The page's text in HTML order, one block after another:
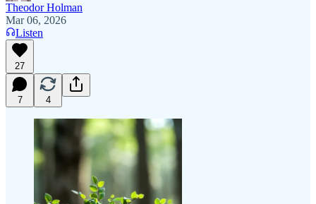
Theodor Holman
Mar 06, 2026
Listen
27
7 4